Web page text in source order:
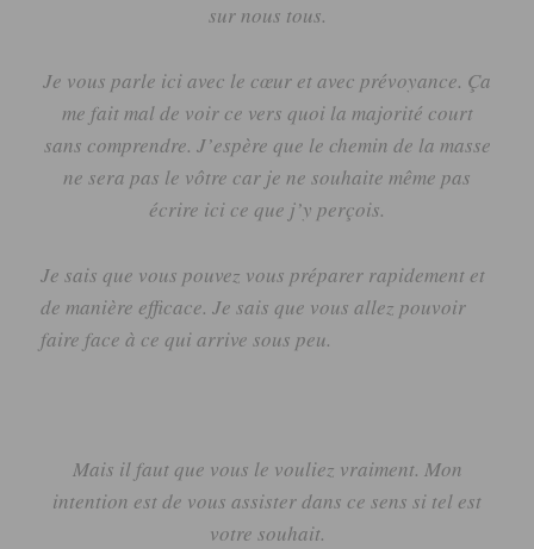
sur nous tous.
Je vous parle ici avec le cœur et avec prévoyance. Ça
me fait mal de voir ce vers quoi la majorité court
sans comprendre. J’espère que le chemin de la masse
ne sera pas le vôtre car je ne souhaite même pas
écrire ici ce que j’y perçois.
Je sais que vous pouvez vous préparer rapidement et
de manière efficace. Je sais que vous allez pouvoir
faire face à ce qui arrive sous peu.
Mais il faut que vous le vouliez vraiment. Mon
intention est de vous assister dans ce sens si tel est
votre souhait.